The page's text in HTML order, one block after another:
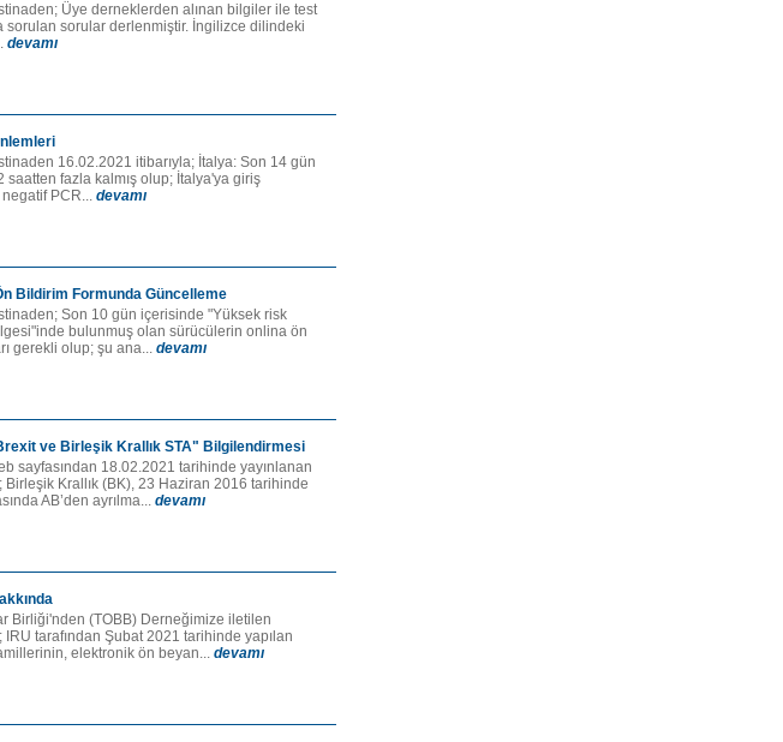
Üye derneklerden alınan bilgiler ile test
sorulan sorular derlenmiştir. İngilizce dilindeki
devamı
16.02.2021 itibarıyla; İtalya: Son 14 gün
saatten fazla kalmış olup; İtalya'ya giriş
PCR... devamı
Bildirim Formunda Güncelleme
Son 10 gün içerisinde "Yüksek risk
bulunmuş olan sürücülerin onlina ön
gerekli olup; şu ana... devamı
ve Birleşik Krallık STA" Bilgilendirmesi
sayfasından 18.02.2021 tarihinde yayınlanan
Krallık (BK), 23 Haziran 2016 tarihinde
AB’den ayrılma... devamı
Birliği'nden (TOBB) Derneğimize iletilen
tarafından Şubat 2021 tarihinde yapılan
elektronik ön beyan... devamı